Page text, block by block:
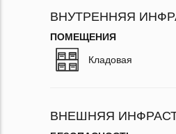
ВНУТРЕННЯЯ
ПОМЕЩЕНИЯ
Кладовая
ВНЕШНЯЯ